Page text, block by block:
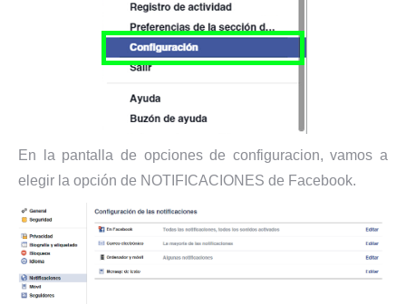
En la pantalla de opciones de configuracion, vamos a
elegir la opción de NOTIFICACIONES de Facebook.